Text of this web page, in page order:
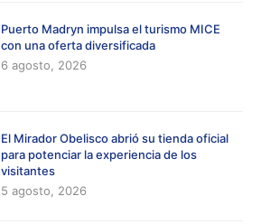
Puerto Madryn impulsa el turismo MICE
con una oferta diversificada
6 agosto, 2026
El Mirador Obelisco abrió su tienda oficial
para potenciar la experiencia de los
visitantes
5 agosto, 2026